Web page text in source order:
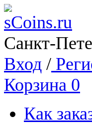
Санкт-
Вход /
Корзина 0
Как